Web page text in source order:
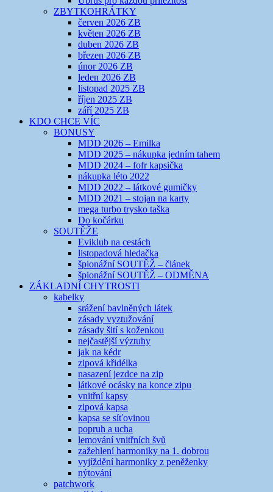
ZBYTKOHRÁTKY
červen 2026 ZB
květen 2026 ZB
duben 2026 ZB
březen 2026 ZB
únor 2026 ZB
leden 2026 ZB
listopad 2025 ZB
říjen 2025 ZB
září 2025 ZB
KDO CHCE VÍC
BONUSY
MDD 2026 – Emilka
MDD 2025 – nákupka jedním tahem
MDD 2024 – fofr kapsička
nákupka léto 2022
MDD 2022 – látkové gumičky
MDD 2021 – stojan na karty
mega turbo trysko taška
Do kočárku
SOUTĚŽE
Eviklub na cestách
listopadová hledačka
špionážní SOUTĚŽ – článek
špionážní SOUTĚŽ – ODMĚNA
ZÁKLADNÍ CHYTROSTI
kabelky
srážení bavlněných látek
zásady vyztužování
zásady šití s koženkou
nejčastější výztuhy
jak na kédr
zipová křidélka
nasazení jezdce na zip
látkové ocásky na konce zipu
vnitřní kapsy
zipová kapsa
kapsa se síťovinou
popruh a ucha
lemování vnitřních švů
zažehlení harmoniky na 1. dobrou
vyjíždění harmoniky z peněženky
nýtování
patchwork